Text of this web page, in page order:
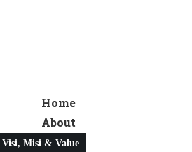
Home
About
Visi, Misi & Value